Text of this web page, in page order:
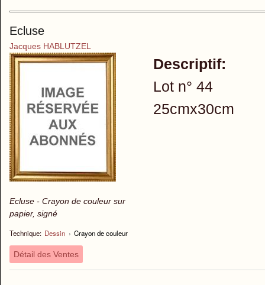
Ecluse
Jacques HABLUTZEL
Ecluse - Crayon de couleur sur
papier, signé
Technique: Dessin › Crayon de couleur
Descriptif:
Lot n° 44
25cmx30cm
Détail des Ventes